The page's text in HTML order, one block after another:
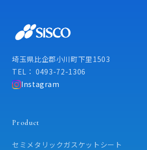
埼玉県比企郡小川町下里1503
TEL： 0493-72-1306
Instagram
Product
セミメタリックガスケットシート